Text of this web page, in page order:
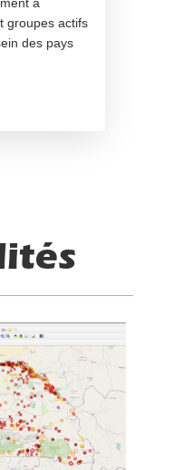
à
groupes actifs
des pays